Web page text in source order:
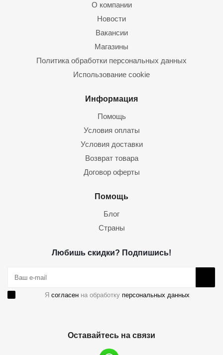
О компании
Новости
Вакансии
Магазины
Политика обработки персональных данных
Использование cookie
Информация
Помощь
Условия оплаты
Условия доставки
Возврат товара
Договор оферты
Помощь
Блог
Страны
Любишь скидки? Подпишись!
Я согласен на обработку персональных данных
Оставайтесь на связи